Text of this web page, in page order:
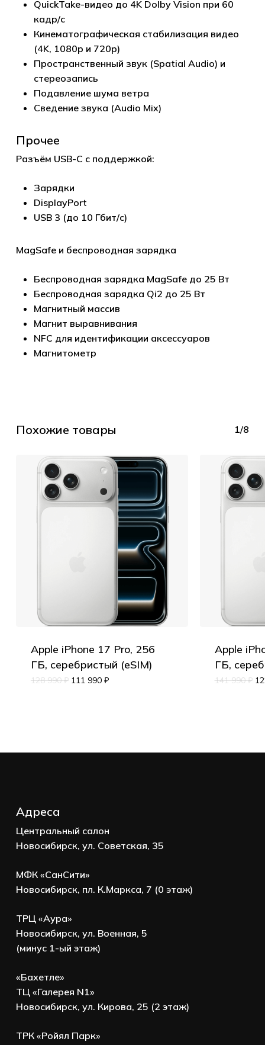
QuickTake-видео до 4K Dolby Vision при 60
кадр/с
Кинематографическая стабилизация видео
(4K, 1080p и 720p)
Пространственный звук (Spatial Audio) и
стереозапись
Подавление шума ветра
Сведение звука (Audio Mix)
Прочее
Разъём USB-C с поддержкой:
Зарядки
DisplayPort
USB 3 (до 10 Гбит/с)
MagSafe и беспроводная зарядка
Беспроводная зарядка MagSafe до 25 Вт
Беспроводная зарядка Qi2 до 25 Вт
Магнитный массив
Магнит выравнивания
NFC для идентификации аксессуаров
Магнитометр
Похожие товары 1/8
Apple iPhone 17 Pro, 256
ГБ, серебристый (eSIM)
128 990₽ 111 990 ₽
Apple
ГБ,
141 990₽
Адреса
Центральный салон
Новосибирск, ул. Советская, 35
МФК «СанСити»
Новосибирск, пл. К.Маркса, 7 (0 этаж)
ТРЦ «Аура»
Новосибирск, ул. Военная, 5
(минус 1-ый этаж)
«Бахетле»
ТЦ «Галерея N1»
Новосибирск, ул. Кирова, 25 (2 этаж)
ТРК «Ройял Парк»